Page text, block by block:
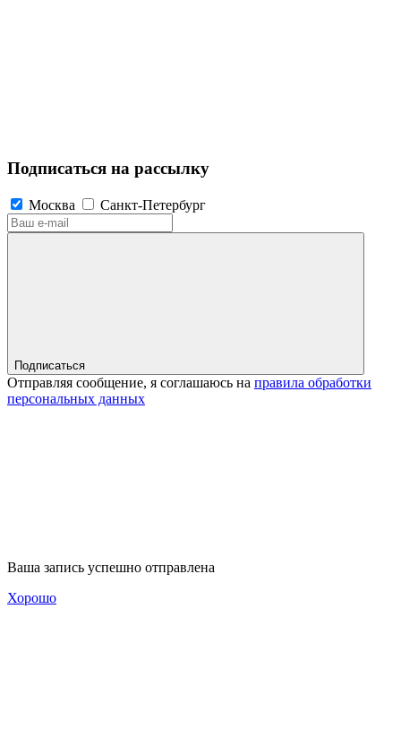
Подписаться на рассылку
Москва Санкт-Петербург
Подписаться
Отправляя сообщение, я соглашаюсь на правила обработки
персональных данных
Ваша запись успешно отправлена
Хорошо